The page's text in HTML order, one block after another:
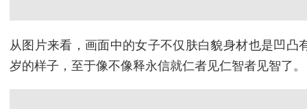
从图片来看，画面中的女子不仅肤白貌身材也是凹凸
岁的样子，至于像不像释永信就仁者见仁智者见智了。